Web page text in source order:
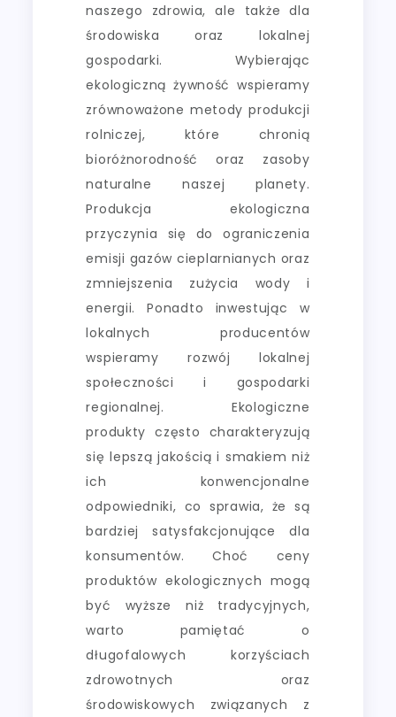
naszego zdrowia, ale także dla
środowiska oraz lokalnej
gospodarki. Wybierając
ekologiczną żywność wspieramy
zrównoważone metody produkcji
rolniczej, które chronią
bioróżnorodność oraz zasoby
naturalne naszej planety.
Produkcja ekologiczna
przyczynia się do ograniczenia
emisji gazów cieplarnianych oraz
zmniejszenia zużycia wody i
energii. Ponadto inwestując w
lokalnych producentów
wspieramy rozwój lokalnej
społeczności i gospodarki
regionalnej. Ekologiczne
produkty często charakteryzują
się lepszą jakością i smakiem niż
ich konwencjonalne
odpowiedniki, co sprawia, że są
bardziej satysfakcjonujące dla
konsumentów. Choć ceny
produktów ekologicznych mogą
być wyższe niż tradycyjnych,
warto pamiętać o
długofalowych korzyściach
zdrowotnych oraz
środowiskowych związanych z